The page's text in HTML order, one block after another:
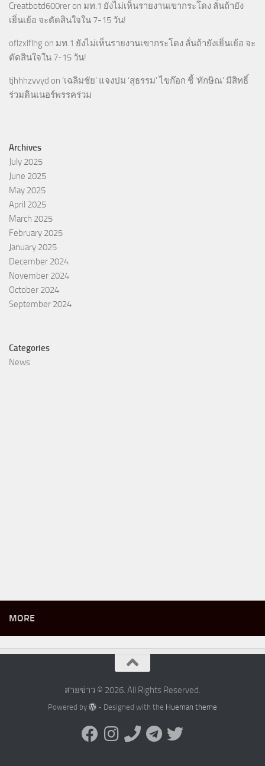
Creatbotd600rer on มท.1 ยังไม่เห็นรายงานเขากระโดง ลั่นถ้ายัง
เยิ่นเย้อ จะตัดสินใจใน 7-15 วัน!
oflzxlflhg on มท.1 ยังไม่เห็นรายงานเขากระโดง ลั่นถ้ายังเยิ่นเย้อ จะ
ตัดสินใจใน 7-15 วัน!
tjhhhzvvyd on ‘เฉลิมชัย’ แจงปม ‘สุธรรม’ ไขก๊อก ชี้ ‘ทักษิณ’ มีสิทธิ์
ร่วมดินเนอร์พรรคร่วม
Archives
July 2025
June 2025
May 2025
April 2025
March 2025
February 2025
January 2025
December 2024
November 2024
October 2024
September 2024
Categories
News
MORE
สายข่าว © 2026. All Rights Reserved.
Powered by - Designed with the Hueman theme